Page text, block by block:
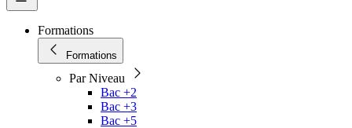
Formations
Formations
Par Niveau
Bac +2
Bac +3
Bac +5